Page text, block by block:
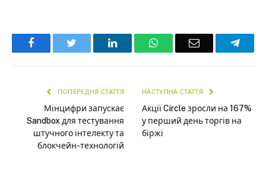
Facebook LinkedInWhatsAppEmail
ПОПЕРЕДНЯ СТАТТЯ
Мінцифри запускає
Sandbox для тестування
штучного інтелекту та
блокчейн-технологій
НАСТУПНА СТАТТЯ
Акції Circle зросли на 167%
у перший день торгів на
біржі